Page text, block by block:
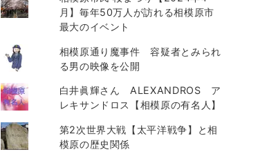
月】毎年50万人が訪れる相模原市
最大のイベント
相模原通り魔事件 容疑者とみられ
る男の映像を公開
白井眞輝さん ALEXANDROS ア
レキサンドロス【相模原の有名人】
第2次世界大戦【太平洋戦争】と相
模原の歴史関係